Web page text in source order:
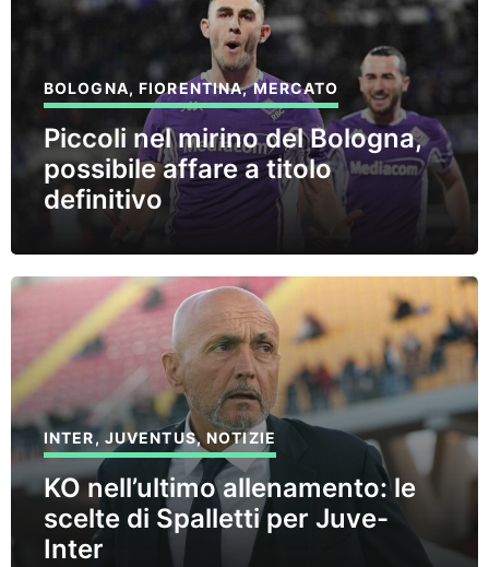
BOLOGNA,FIORENTINA,MERCATO
Piccoli nel mirino del Bologna,
possibile affare a titolo
definitivo
INTER, JUVENTUS,NOTIZIE
KO nell’ultimo allenamento: le
scelte di Spalletti per Juve-
Inter